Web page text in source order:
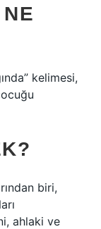
kelimesi,
biri,
ahlaki ve